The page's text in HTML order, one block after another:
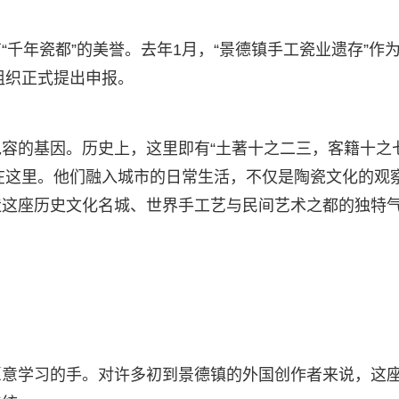
年瓷都”的美誉。去年1月，“景德镇手工瓷业遗存”作
正式提出申报。
的基因。历史上，这里即有“土著十之二三，客籍十之
里。他们融入城市的日常生活，不仅是陶瓷文化的观
座历史文化名城、世界手工艺与民间艺术之都的独特
学习的手。对许多初到景德镇的外国创作者来说，这